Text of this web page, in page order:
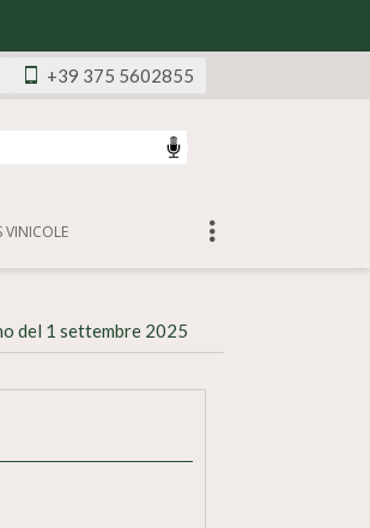
+39 375 5602855
VINICOLE
del 1 settembre 2025